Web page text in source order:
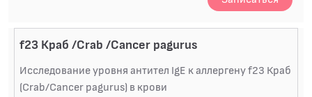
f23 Краб /Crab /Cancer pagurus
Исследование уровня антител IgE к аллергену f23 Краб
(Crab/Cancer pagurus) в крови